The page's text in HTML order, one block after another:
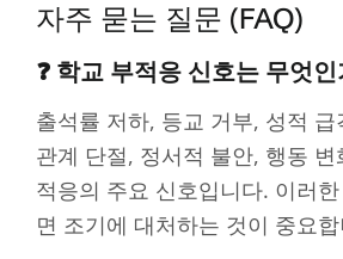
자주 묻는 질문 (FAQ)
❓ 학교 부적응 신호는 무엇
출석률 저하, 등교 거부, 성적
관계 단절, 정서적 불안, 행동
적응의 주요 신호입니다. 이러
면 조기에 대처하는 것이 중요